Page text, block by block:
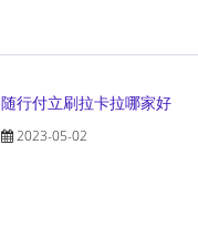
随行付立刷拉卡拉哪家好
2023-05-02